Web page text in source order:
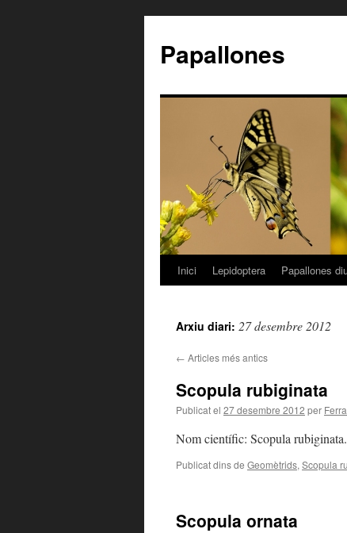
Papallones
Vés
contingut
Inici Lepidoptera Papallones
Arxiu diari: 27 desembre 2012
← Articles més antics
Scopula rubiginata
Publicat el 27 desembre 2012 per
Nom científic: Scopula
Publicat dins de Geomètrids, Scopula
Scopula ornata